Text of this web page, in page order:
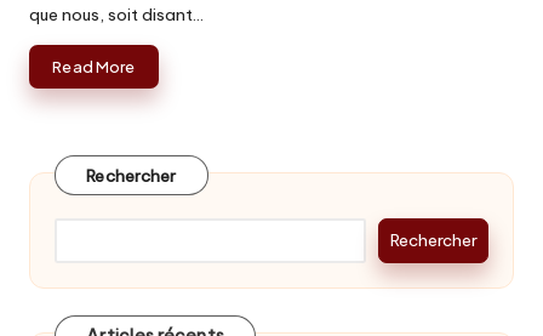
que nous, soit disant…
Read More
Rechercher
Rechercher